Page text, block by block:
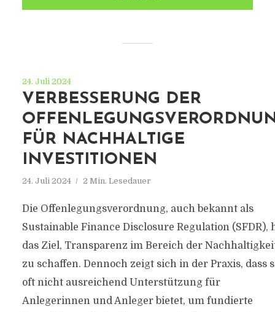
24. Juli 2024
VERBESSERUNG DER
FÜR NACHHALTIGE
INVESTITIONEN
24. Juli 2024 2 Min. Lesedauer
Die Offenlegungsverordnung, auch bekannt als
Sustainable Finance Disclosure Regulation (SFDR),
das Ziel, Transparenz im Bereich der
zu schaffen. Dennoch zeigt sich in der Praxis, dass
oft nicht ausreichend Unterstützung für
Anlegerinnen und Anleger bietet, um fundierte